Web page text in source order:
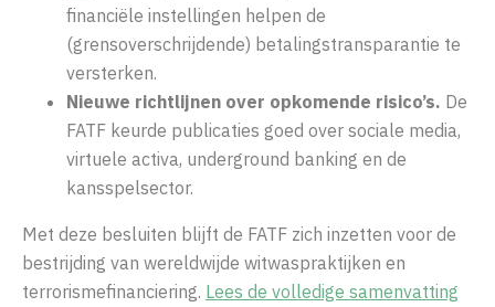
financiële instellingen helpen de
(grensoverschrijdende) betalingstransparantie te
versterken.
Nieuwe richtlijnen over opkomende risico’s. De
FATF keurde publicaties goed over sociale media,
virtuele activa, underground banking en de
kansspelsector.
Met deze besluiten blijft de FATF zich inzetten voor de
bestrijding van wereldwijde witwaspraktijken en
terrorismefinanciering. Lees de volledige samenvatting